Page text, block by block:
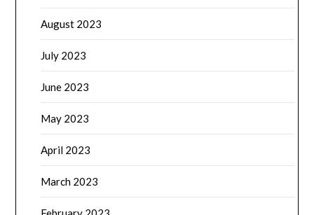
August 2023
July 2023
June 2023
May 2023
April 2023
March 2023